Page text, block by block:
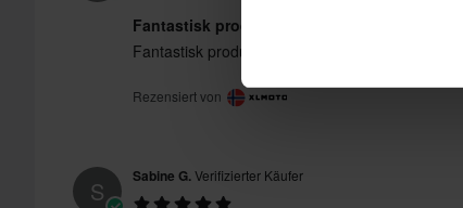
Fantastisk produkt
Fantastisk produkt
Rezensiert von
S Sabine G.Verifizierter Käufer